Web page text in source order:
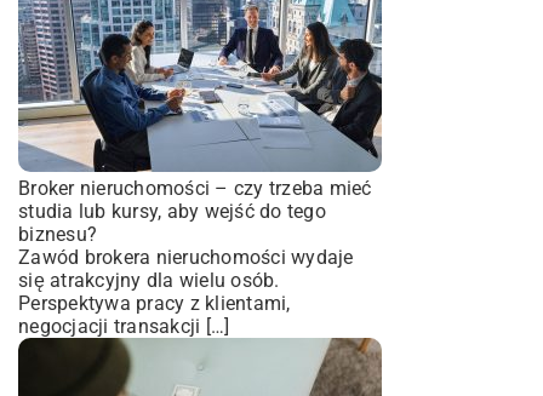
Broker nieruchomości – czy trzeba mieć
studia lub kursy, aby wejść do tego
biznesu?
Zawód brokera nieruchomości wydaje
się atrakcyjny dla wielu osób.
Perspektywa pracy z klientami,
negocjacji transakcji […]